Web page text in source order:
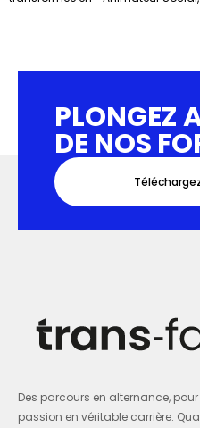
PLONGEZ
DE NOS
Des parcours en alternance,
passion en véritable carrière.